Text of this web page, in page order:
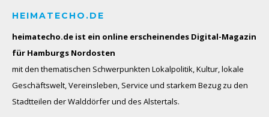
HEIMATECHO.DE
heimatecho.de ist ein online erscheinendes Digital-Magazin
für Hamburgs Nordosten
mit den thematischen Schwerpunkten Lokalpolitik, Kultur, lokale
Geschäftswelt, Vereinsleben, Service und starkem Bezug zu den
Stadtteilen der Walddörfer und des Alstertals.